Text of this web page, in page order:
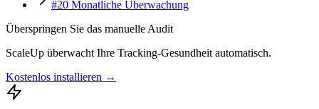
#20 Monatliche Überwachung
Überspringen Sie das manuelle Audit
ScaleUp überwacht Ihre Tracking-Gesundheit automatisch.
Kostenlos installieren →